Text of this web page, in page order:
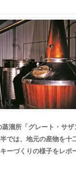
溜所「グレート・サ
では、地元の産物を十
ーづくりの様子をレポ